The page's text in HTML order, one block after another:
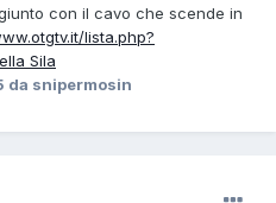
con il cavo che scende in
lista.php?
Sila
da snipermosin